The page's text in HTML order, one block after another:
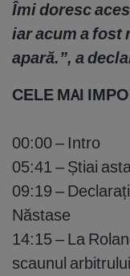
Îmi doresc
iar acum a fost
apară.”, a
CELE MAI
00:00 – Intro
05:41 – Știai
09:19 –
Năstase
14:15 – La
scaunul